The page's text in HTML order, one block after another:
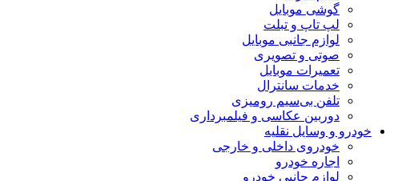
گوشی موبایل
لپ تاپ و تبلت
لوازم جانبی موبایل
صوتی و تصویری
تعمیرات موبایل
خدمات سانترال
تلفن بی‌سیم رومیزی
دوربین عکاسی و فیلمبرداری
خودرو و وسایل نقلیه
خودروی داخلی و خارجی
اجاره خودرو
لوازم جانبی خودرو